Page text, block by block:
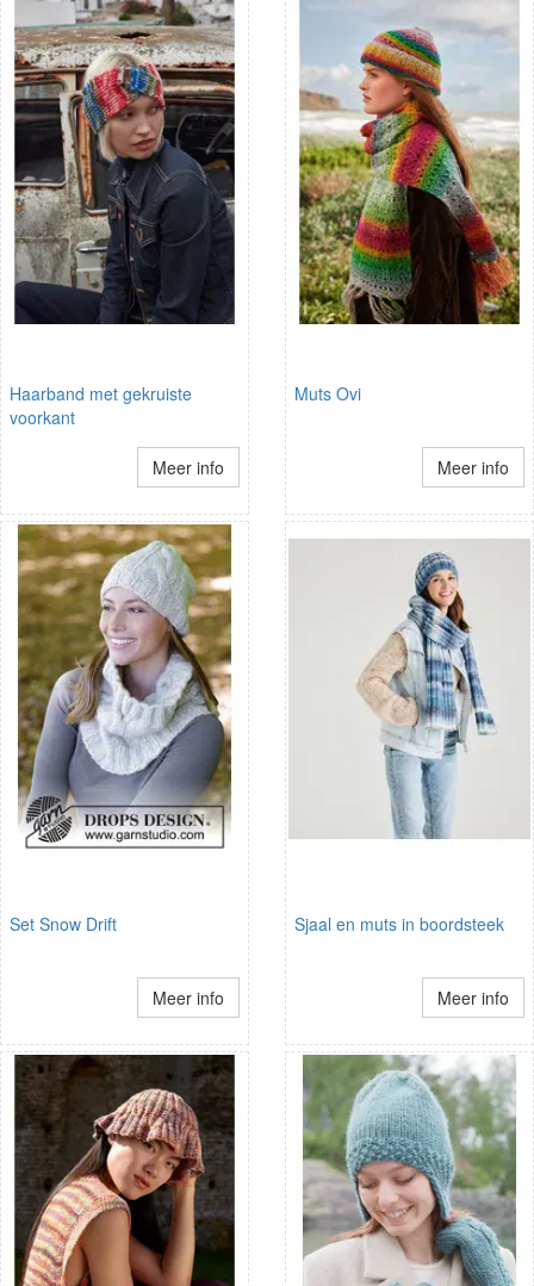
Haarband met gekruiste
voorkant
Meer info
Muts Ovi
Meer info
Set Snow Drift
Meer info
Sjaal en muts in boordsteek
Meer info